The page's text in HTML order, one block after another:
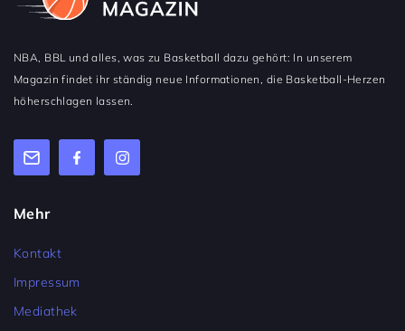
NBA, BBL und alles, was zu Basketball dazu gehört: In unserem
Magazin findet ihr ständig neue Informationen, die Basketball-Herzen
höherschlagen lassen.
Mehr
Kontakt
Impressum
Mediathek